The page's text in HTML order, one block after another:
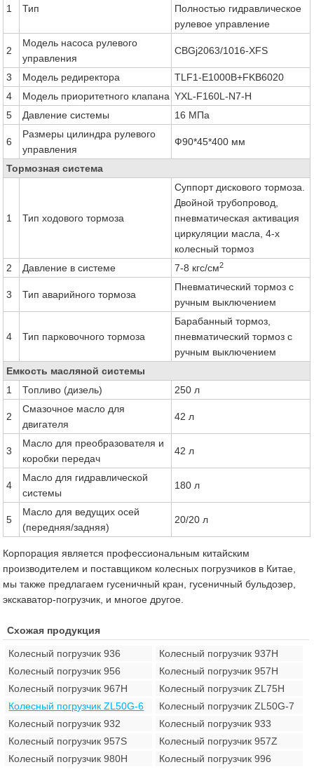
1 Тип
Полностью гидравлическое
рулевое управление
2
Модель насоса рулевого
управления
CBGj2063/1016-XFS
3 Модель редиректора
TLF1-E1000B+FKB6020
4
Модель приоритетного клапана YXL-F160L-N7-H
5
Давление системы 16 МПа
6
Размеры цилиндра рулевого
управления
Ф90*45*400 мм
Тормозная система
1 Тип ходового тормоза
Суппорт дискового тормоза.
Двойной трубопровод,
пневматическая активация
циркуляции масла, 4-х
колесный тормоз
2
Давление в системе 7-8 кгс/см2
3 Тип аварийного тормоза
Пневматический тормоз с
ручным выключением
4 Тип парковочного тормоза
Барабанный тормоз,
пневматический тормоз с
ручным выключением
Емкость масляной системы
1
Топливо (дизель) 250 л
2
Смазочное масло для
двигателя
42 л
3
Масло для преобразователя и
коробки передач
42 л
4
Масло для гидравлической
системы
180 л
5
Масло для ведущих осей
(передняя/задняя)
20/20 л
Корпорация является профессиональным китайским
производителем и поставщиком колесных погрузчиков в Китае,
мы также предлагаем гусеничный кран, гусеничный бульдозер,
экскаватор-погрузчик, и многое другое.
Схожая продукция
Колесный погрузчик 936
Колесный погрузчик 937H
Колесный погрузчик 956
Колесный погрузчик 957H
Колесный погрузчик 967H
Колесный погрузчик ZL75H
Колесный погрузчик ZL50G-6
Колесный погрузчик ZL50G-7
Колесный погрузчик 932
Колесный погрузчик 933
Колесный погрузчик 957S
Колесный погрузчик 957Z
Колесный погрузчик 980H
Колесный погрузчик 996